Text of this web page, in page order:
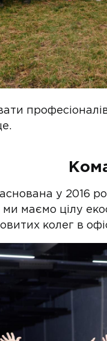
у 2016
ми маємо цілу
колег в